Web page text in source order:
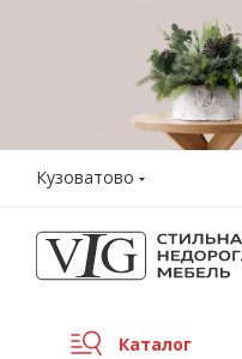
Кузоватово
Каталог